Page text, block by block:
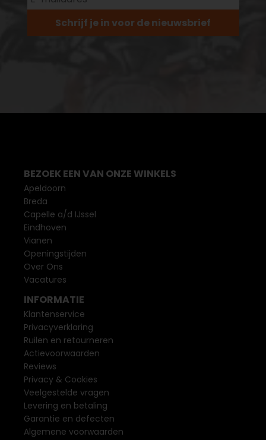
Schrijf je in voor de nieuwsbrief
BEZOEK EEN VAN ONZE WINKELS
Apeldoorn
Breda
Capelle a/d IJssel
Eindhoven
Vianen
Openingstijden
Over Ons
Vacatures
INFORMATIE
Klantenservice
Privacyverklaring
Ruilen en retourneren
Actievoorwaarden
Reviews
Privacy & Cookies
Veelgestelde vragen
Levering en betaling
Garantie en defecten
Algemene voorwaarden